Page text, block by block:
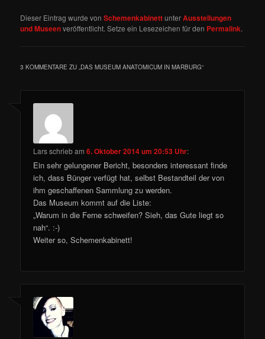
Dieser Eintrag wurde vonSchemenkabinettunterAusstellungen
und Museenveröffentlicht. Setze ein Lesezeichen für den Permalink.
3 KOMMENTARE ZU „DAS MUSEUM ANATOMICUM IN MARBURG“
Larsschriebam6. Oktober 2014 um 20:53 Uhr:
Ein sehr gelungener Bericht, besonders interessant finde
ich, dass Bünger verfügt hat, selbst Bestandteil der von
ihm geschaffenen Sammlung zu werden.
Das Museum kommt auf die Liste:
„Warum in die Ferne schweifen? Sieh, das Gute liegt so
nah“. :-)
Weiter so, Schemenkabinett!